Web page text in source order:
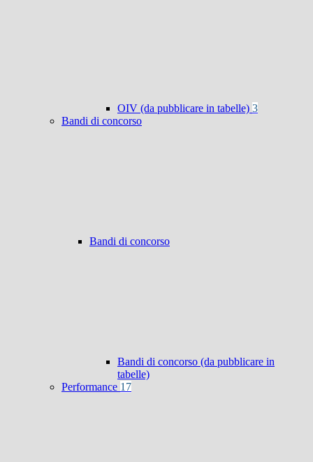
OIV (da pubblicare in tabelle) 3
Bandi di concorso
Bandi di concorso
Bandi di concorso (da pubblicare in
tabelle)
Performance 17